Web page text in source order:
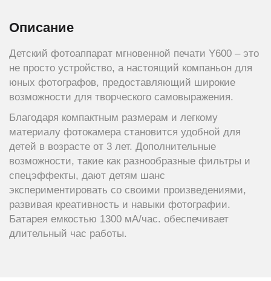
Описание
Детский фотоаппарат мгновенной печати Y600 – это
не просто устройство, а настоящий компаньон для
юных фотографов, предоставляющий широкие
возможности для творческого самовыражения.
Благодаря компактным размерам и легкому
материалу фотокамера становится удобной для
детей в возрасте от 3 лет. Дополнительные
возможности, такие как разнообразные фильтры и
спецэффекты, дают детям шанс
экспериментировать со своими произведениями,
развивая креативность и навыки фотографии.
Батарея емкостью 1300 мА/час. обеспечивает
длительный час работы.